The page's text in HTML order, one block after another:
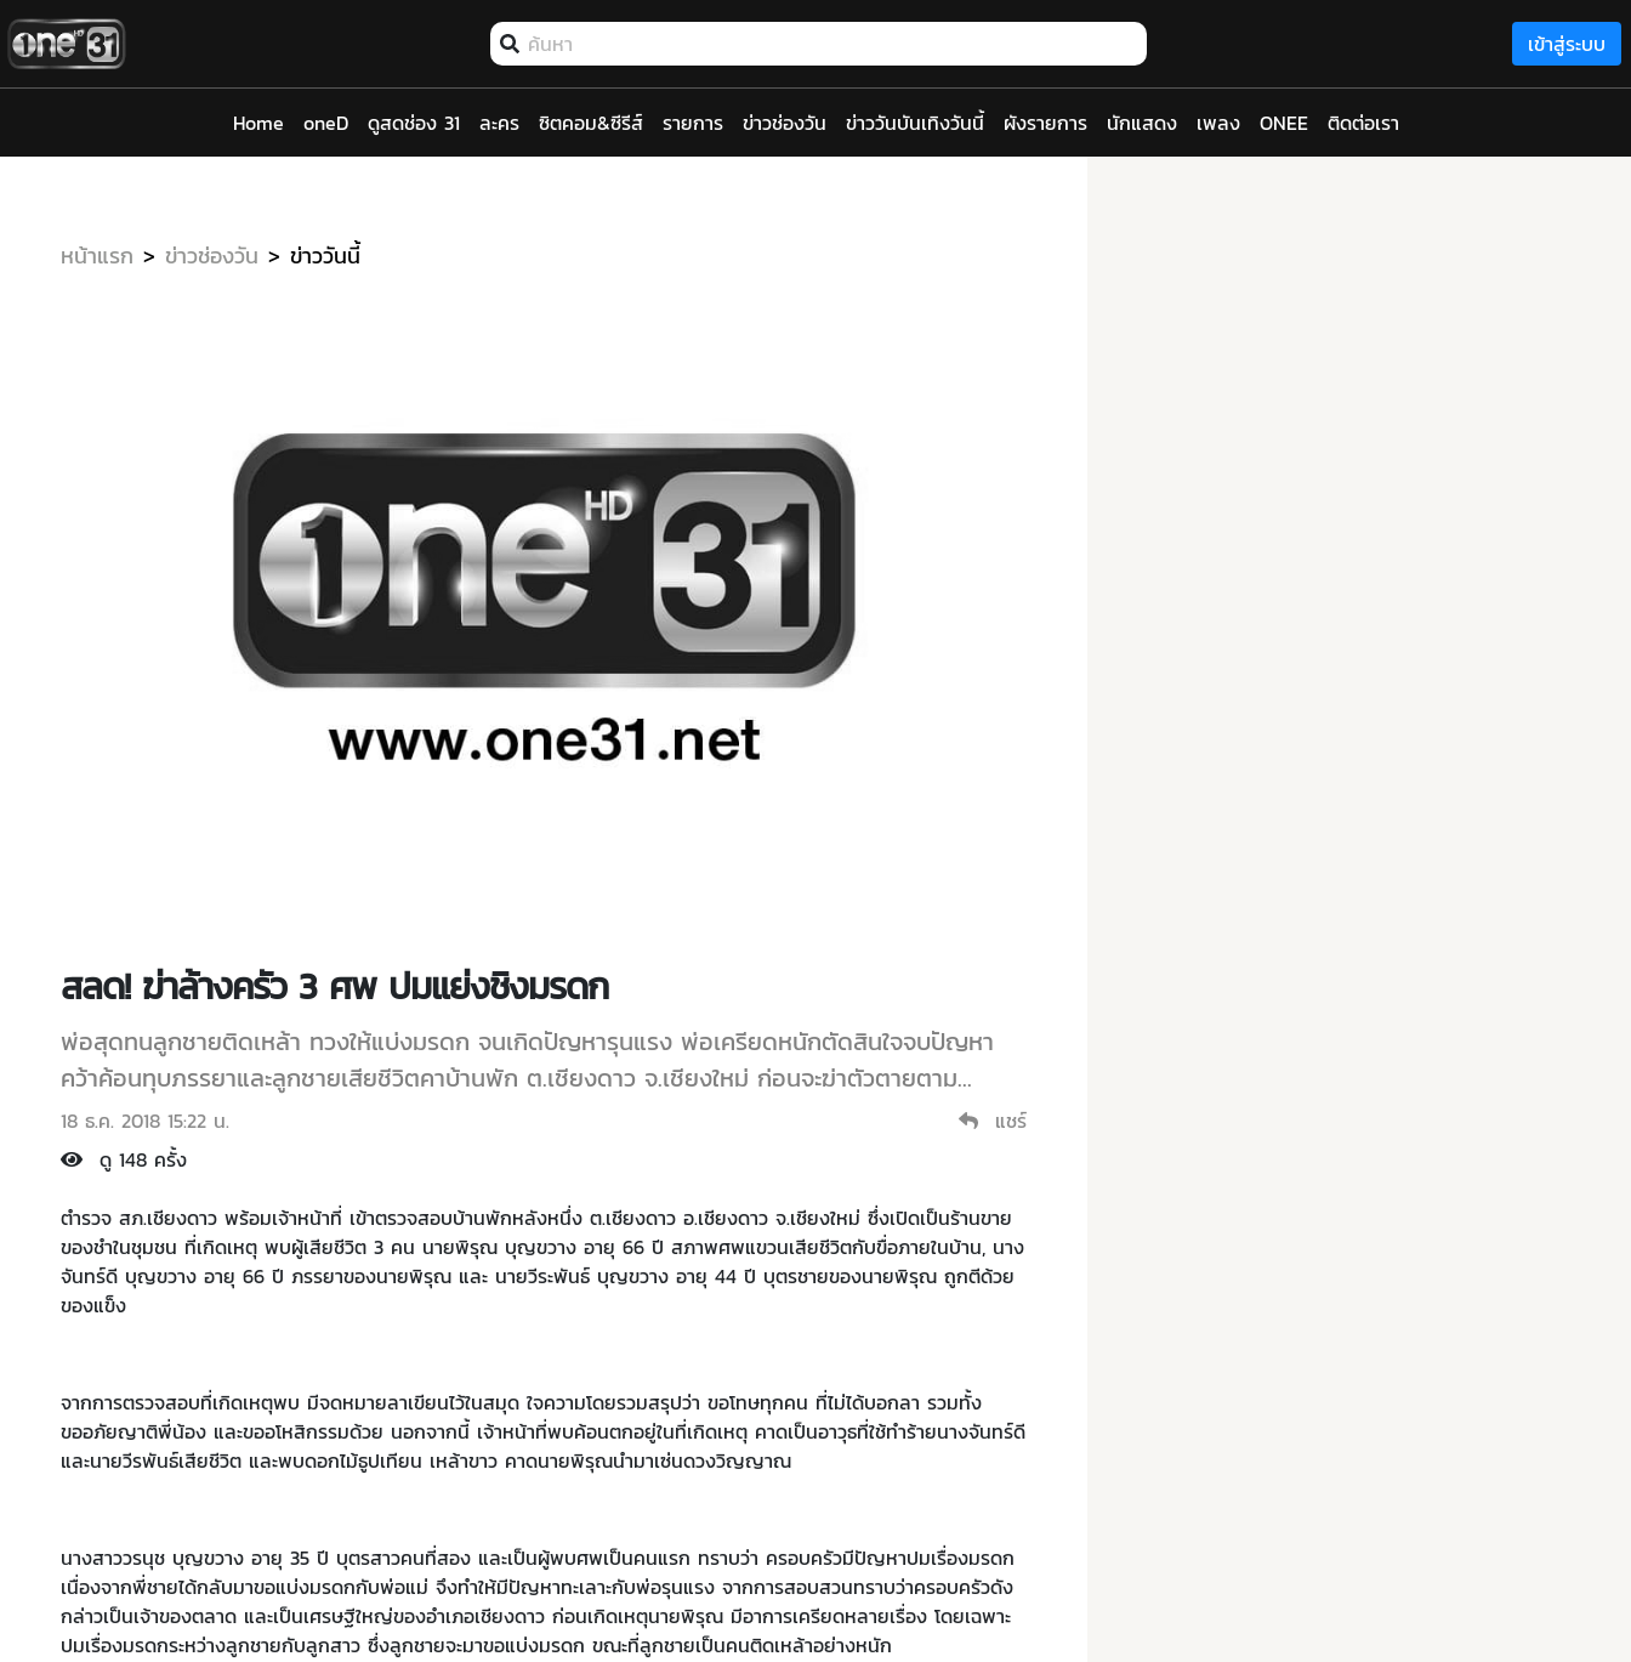
เข้าสู่ระบบ
Home oneD ดูสดช่อง 31 ละคร ซิตคอม&ซีรีส์ รายการ ข่าวช่องวัน ข่าววันบันเทิงวันนี้ ผังรายการ นักแสดง เพลง ONEE ติดต่อเรา
หน้าแรก ข่าวช่องวัน ข่าววันนี้
สลด! ฆ่าล้างครัว 3 ศพ ปมแย่งชิงมรดก
พ่อสุดทนลูกชายติดเหล้า ทวงให้แบ่งมรดก จนเกิดปัญหารุนแรง พ่อเครียดหนักตัดสินใจจบปัญหา
คว้าค้อนทุบภรรยาและลูกชายเสียชีวิตคาบ้านพัก ต.เชียงดาว จ.เชียงใหม่ ก่อนจะฆ่าตัวตายตาม...
18 ธ.ค. 2018 15:22 น.
แชร์
ดู 148 ครั้ง
ตำรวจ สภ.เชียงดาว พร้อมเจ้าหน้าที่ เข้าตรวจสอบบ้านพักหลังหนึ่ง ต.เชียงดาว อ.เชียงดาว จ.เชียงใหม่ ซึ่งเปิดเป็นร้านขาย
ของชำในชุมชน ที่เกิดเหตุ พบผู้เสียชีวิต 3 คน นายพิรุณ บุญขวาง อายุ 66 ปี สภาพศพแขวนเสียชีวิตกับขื่อภายในบ้าน, นาง
จันทร์ดี บุญขวาง อายุ 66 ปี ภรรยาของนายพิรุณ และ นายวีระพันธ์ บุญขวาง อายุ 44 ปี บุตรชายของนายพิรุณ ถูกตีด้วย
ของแข็ง
จากการตรวจสอบที่เกิดเหตุพบ มีจดหมายลาเขียนไว้ในสมุด ใจความโดยรวมสรุปว่า ขอโทษทุกคน ที่ไม่ได้บอกลา รวมทั้ง
ขออภัยญาติพี่น้อง และขออโหสิกรรมด้วย นอกจากนี้ เจ้าหน้าที่พบค้อนตกอยู่ในที่เกิดเหตุ คาดเป็นอาวุธที่ใช้ทำร้ายนางจันทร์ดี
และนายวีรพันธ์เสียชีวิต และพบดอกไม้ธูปเทียน เหล้าขาว คาดนายพิรุณนำมาเซ่นดวงวิญญาณ
นางสาววรนุช บุญขวาง อายุ 35 ปี บุตรสาวคนที่สอง และเป็นผู้พบศพเป็นคนแรก ทราบว่า ครอบครัวมีปัญหาปมเรื่องมรดก
เนื่องจากพี่ชายได้กลับมาขอแบ่งมรดกกับพ่อแม่ จึงทำให้มีปัญหาทะเลาะกับพ่อรุนแรง จากการสอบสวนทราบว่าครอบครัวดัง
กล่าวเป็นเจ้าของตลาด และเป็นเศรษฐีใหญ่ของอำเภอเชียงดาว ก่อนเกิดเหตุนายพิรุณ มีอาการเครียดหลายเรื่อง โดยเฉพาะ
ปมเรื่องมรดกระหว่างลูกชายกับลูกสาว ซึ่งลูกชายจะมาขอแบ่งมรดก ขณะที่ลูกชายเป็นคนติดเหล้าอย่างหนัก